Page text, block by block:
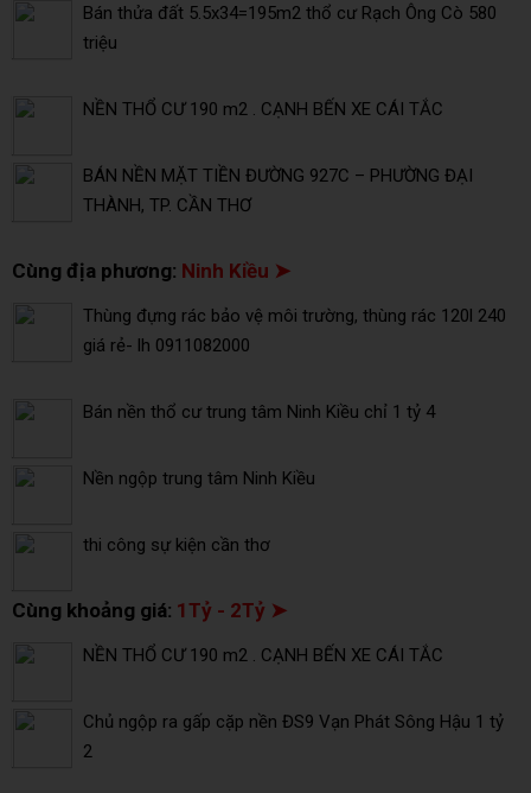
Bán thửa đất 5.5x34=195m2 thổ cư Rạch Ông Cò 580
triệu
NỀN THỔ CƯ 190 m2 . CẠNH BẾN XE CÁI TẮC
BÁN NỀN MẶT TIỀN ĐƯỜNG 927C – PHƯỜNG ĐẠI
THÀNH, TP. CẦN THƠ
Cùng địa phương: Ninh Kiều ➤
Thùng đựng rác bảo vệ môi trường, thùng rác 120l 240
giá rẻ- lh 0911082000
Bán nền thổ cư trung tâm Ninh Kiều chỉ 1 tỷ 4
Nền ngộp trung tâm Ninh Kiều
thi công sự kiện cần thơ
Cùng khoảng giá: 1Tỷ - 2Tỷ ➤
NỀN THỔ CƯ 190 m2 . CẠNH BẾN XE CÁI TẮC
Chủ ngộp ra gấp cặp nền ĐS9 Vạn Phát Sông Hậu 1 tỷ
2